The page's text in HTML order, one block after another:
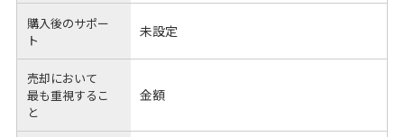
購入後のサポー
ト
未設定
売却において
最も重視するこ
と
金額